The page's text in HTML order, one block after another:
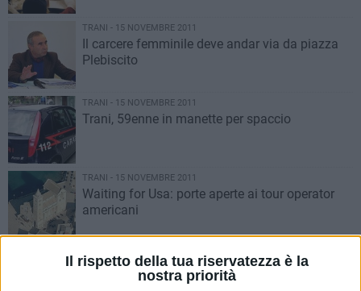
Il rispetto della tua riservatezza è la
nostra priorità
TRANI - 15 NOVEMBRE 2011
Il carcere femminile deve andar via da piazza
Plebiscito
TRANI - 15 NOVEMBRE 2011
Trani, 59enne in manette per spaccio
TRANI - 15 NOVEMBRE 2011
Waiting for Usa: porte aperte ai tour operator
americani
Stabilizzazione dei dirigenti, la giunta si